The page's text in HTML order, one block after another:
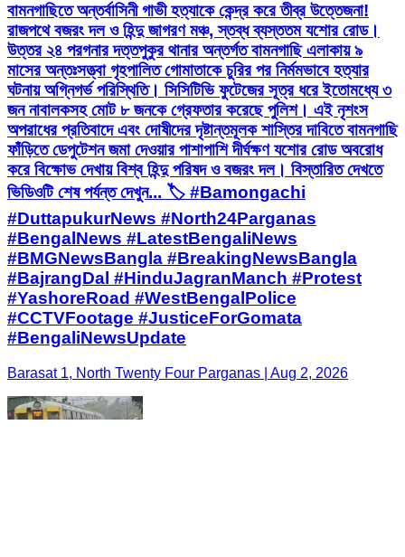
বামনগাছিতে অন্তর্বাসিনী গাভী হত্যাকে কেন্দ্র করে তীব্র উত্তেজনা!
রাজপথে বজরং দল ও হিন্দু জাগরণ মঞ্চ, স্তব্ধ ব্যস্ততম যশোর রোড।
উত্তর ২৪ পরগনার দত্তপুকুর থানার অন্তর্গত বামনগাছি এলাকায় ৯
মাসের অন্তঃসত্ত্বা গৃহপালিত গোমাতাকে চুরির পর নির্মমভাবে হত্যার
ঘটনায় অগ্নিগর্ভ পরিস্থিতি। সিসিটিভি ফুটেজের সূত্র ধরে ইতোমধ্যে ৩
জন নাবালকসহ মোট ৮ জনকে গ্রেফতার করেছে পুলিশ। এই নৃশংস
অপরাধের প্রতিবাদে এবং দোষীদের দৃষ্টান্তমূলক শাস্তির দাবিতে বামনগাছি
ফাঁড়িতে ডেপুটেশন জমা দেওয়ার পাশাপাশি দীর্ঘক্ষণ যশোর রোড অবরোধ
করে বিক্ষোভ দেখায় বিশ্ব হিন্দু পরিষদ ও বজরং দল। বিস্তারিত দেখতে
ভিডিওটি শেষ পর্যন্ত দেখুন... 🏷️ #Bamongachi
#DuttapukurNews #North24Parganas
#BengalNews #LatestBengaliNews
#BMGNewsBangla #BreakingNewsBangla
#BajrangDal #HinduJagranManch #Protest
#YashoreRoad #WestBengalPolice
#CCTVFootage #JusticeForGomata
#BengaliNewsUpdate
Barasat 1, North Twenty Four Parganas | Aug 2, 2026